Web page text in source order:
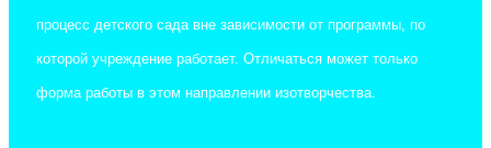
процесс детского сада вне зависимости от программы, по
которой учреждение работает. Отличаться может только
форма работы в этом направлении изотворчества.